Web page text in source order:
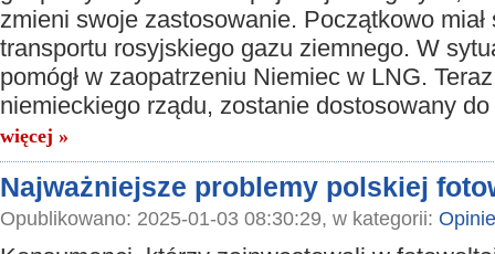
zmieni swoje zastosowanie. Początkowo miał
transportu rosyjskiego gazu ziemnego. W
pomógł w zaopatrzeniu Niemiec w LNG.
niemieckiego rządu, zostanie dostosowany do
więcej »
Najważniejsze problemy polskiej
Opublikowano: 2025-01-03 08:30:29, w kategorii: Opinie